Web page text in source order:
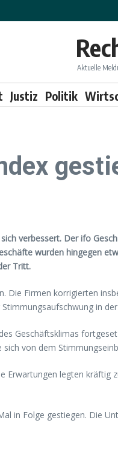
Aktuelle
Justiz Politik
verbessert. Der ifo
wurden hingegen
Tritt.
Die Firmen korrigierten
in
Geschäftsklimas
von dem
Erwartungen legten
in Folge gestiegen. Die